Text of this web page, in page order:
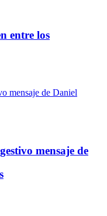
entre los
mensaje de